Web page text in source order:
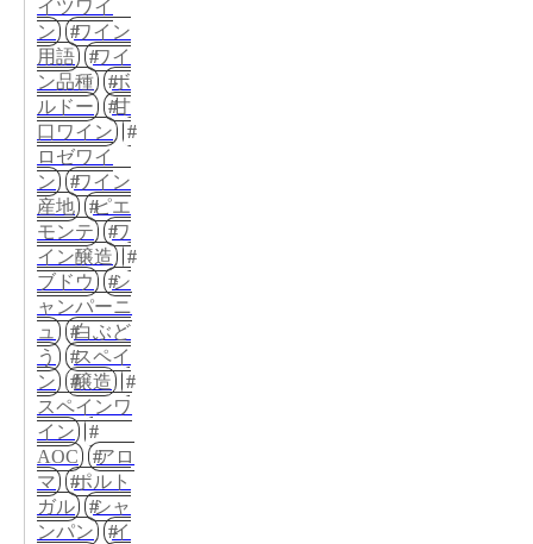
イツワイ
ン
ワイン
用語
ワイ
ン品種
ボ
ルドー
甘
口ワイン
ロゼワイ
ン
ワイン
産地
ピエ
モンテ
ワ
イン醸造
ブドウ
シ
ャンパーニ
ュ
白ぶど
う
スペイ
ン
醸造
スペインワ
イン
AOC
アロ
マ
ポルト
ガル
シャ
ンパン
イ